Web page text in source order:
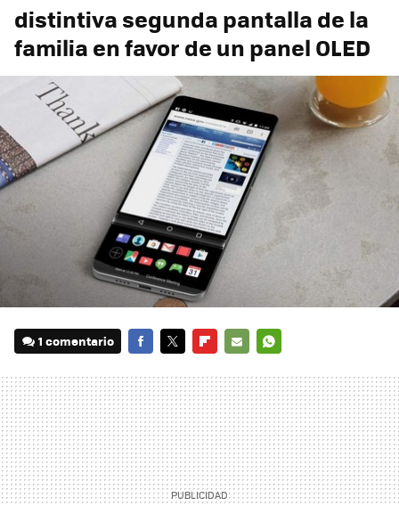
distintiva segunda pantalla de la
familia en favor de un panel OLED
1 comentario
MAIL